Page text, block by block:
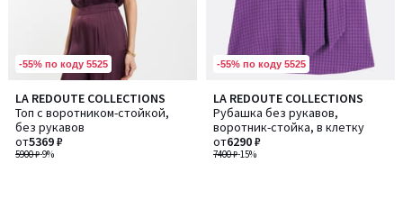
-55% по коду 5525
LA REDOUTE COLLECTIONS
Топ с воротником-стойкой,
без рукавов
5900 ₽-9%
от5369 ₽
-55% по коду 5525
LA REDOUTE COLLECTIONS
Рубашка без рукавов,
воротник-стойка, в клетку
7400 ₽-15%
от6290 ₽